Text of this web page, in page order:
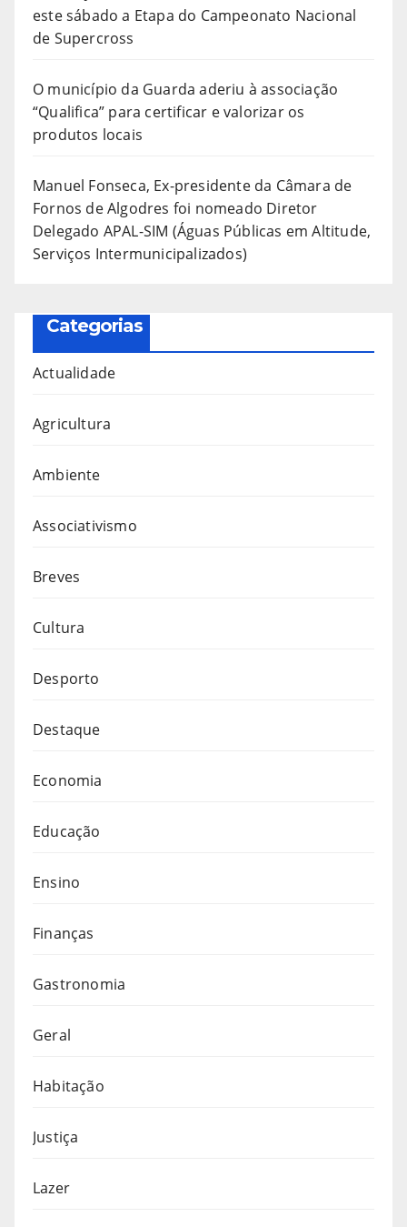
este sábado a Etapa do Campeonato Nacional
de Supercross
O município da Guarda aderiu à associação
“Qualifica” para certificar e valorizar os
produtos locais
Manuel Fonseca, Ex-presidente da Câmara de
Fornos de Algodres foi nomeado Diretor
Delegado APAL-SIM (Águas Públicas em Altitude,
Serviços Intermunicipalizados)
Categorias
Actualidade
Agricultura
Ambiente
Associativismo
Breves
Cultura
Desporto
Destaque
Economia
Educação
Ensino
Finanças
Gastronomia
Geral
Habitação
Justiça
Lazer